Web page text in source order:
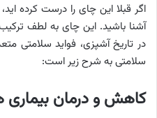
اگر قبلا این چای را درست کرده
آشنا باشید. این چای به لطف
در تاریخ آشپزی، فواید سلامتی
سلامتی به شرح زیر است:
کاهش و درمان بیماری